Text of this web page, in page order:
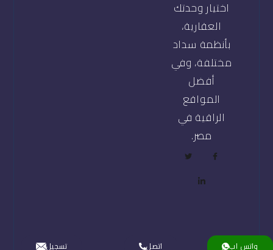
اختيار وحدتك
العقارية،
بأنظمة سداد
مختلفة، وفي
أفضل
المواقع
الراقية في
مصر.
واتس اب اتصل تسجيل